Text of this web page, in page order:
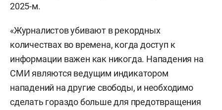
2025-м.
«Журналистов убивают в рекордных
количествах во времена, когда доступ к
информации важен как никогда. Нападения на
СМИ являются ведущим индикатором
нападений на другие свободы, и необходимо
сделать гораздо больше для предотвращения